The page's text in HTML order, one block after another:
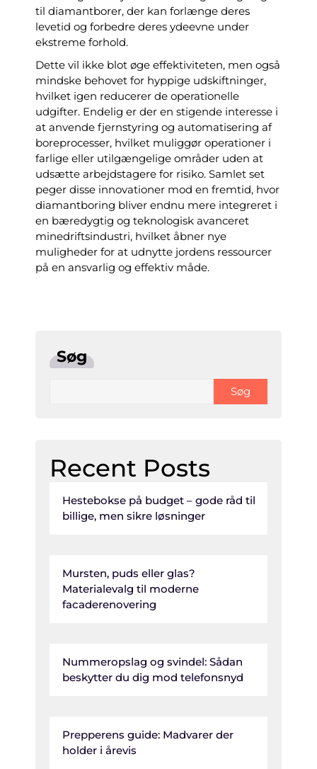
til diamantborer, der kan forlænge deres
levetid og forbedre deres ydeevne under
ekstreme forhold.
Dette vil ikke blot øge effektiviteten, men også
mindske behovet for hyppige udskiftninger,
hvilket igen reducerer de operationelle
udgifter. Endelig er der en stigende interesse i
at anvende fjernstyring og automatisering af
boreprocesser, hvilket muliggør operationer i
farlige eller utilgængelige områder uden at
udsætte arbejdstagere for risiko. Samlet set
peger disse innovationer mod en fremtid, hvor
diamantboring bliver endnu mere integreret i
en bæredygtig og teknologisk avanceret
minedriftsindustri, hvilket åbner nye
muligheder for at udnytte jordens ressourcer
på en ansvarlig og effektiv måde.
Søg
Søg
Recent Posts
Hestebokse på budget – gode råd til
billige, men sikre løsninger
Mursten, puds eller glas?
Materialevalg til moderne
facaderenovering
Nummeropslag og svindel: Sådan
beskytter du dig mod telefonsnyd
Prepperens guide: Madvarer der
holder i årevis